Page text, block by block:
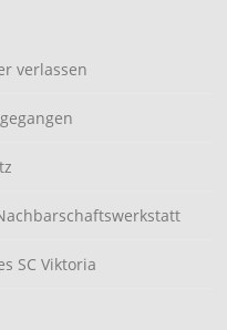
verlassen
SC Viktoria